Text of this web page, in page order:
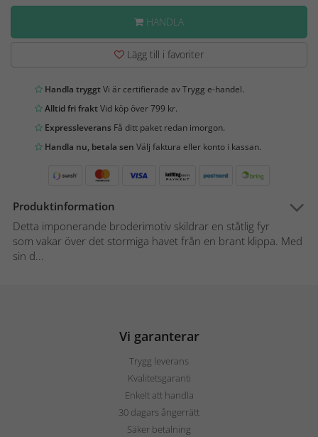
HANDLA
Lägg till i favoriter
Handla tryggtVi är certifierade av Trygg e-handel.
Alltid fri fraktVid köp över 799 kr.
Expressleverans Få ditt paket redan imorgon.
Handla nu, betala sen Välj faktura eller konto i kassan.
Produktinformation
Detta imponerande broderimotiv skildrar en ståtlig fyr
som vakar över det stormiga havet från en brant klippa. Med
sin d...
Vi garanterar
Trygg leverans
Kvalitetsgaranti
Enkelt att handla
30 dagars ångerrätt
Säker betalning